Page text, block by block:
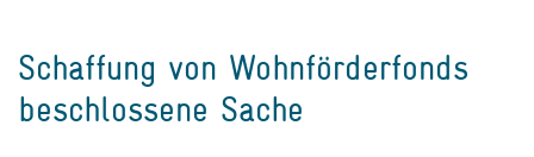
Schaffung von Wohnförderfonds
beschlossene Sache